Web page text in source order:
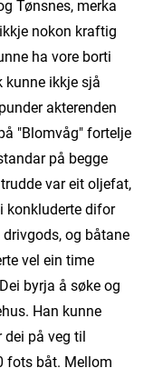
Tønsnes, merka
nokon kraftig
ha vore borti
kunne ikkje sjå
akterenden
"Blomvåg" fortelje
på begge
var eit oljefat,
konkluderte difor
og båtane
vel ein time
byrja å søke og
Han kunne
dei på veg til
fots båt. Mellom